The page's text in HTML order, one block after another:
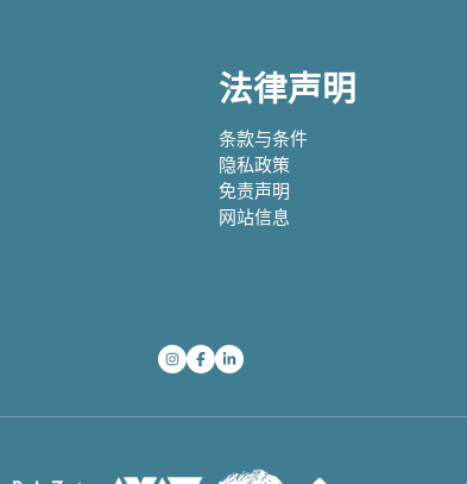
法律声明
条款与条件
隐私政策
免责声明
网站信息